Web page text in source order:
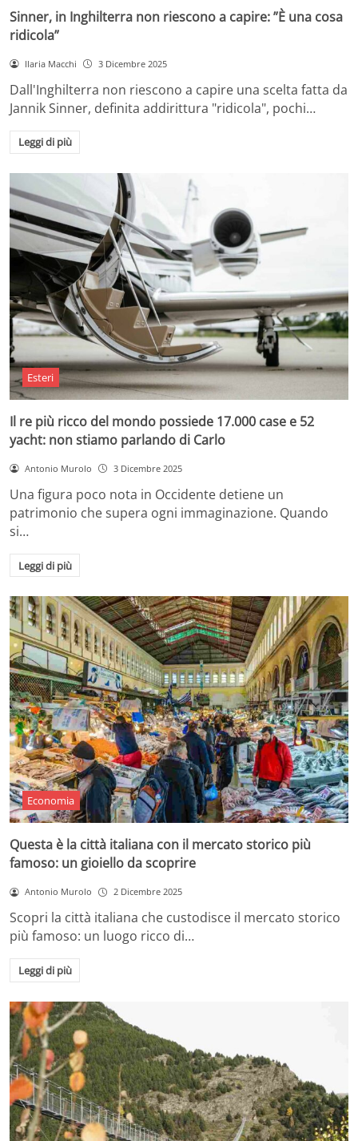
Sinner, in Inghilterra non riescono a capire: ”È una cosa
ridicola”
Ilaria Macchi 3 Dicembre 2025
Dall'Inghilterra non riescono a capire una scelta fatta da
Jannik Sinner, definita addirittura "ridicola", pochi…
Leggi di più
Esteri
Il re più ricco del mondo possiede 17.000 case e 52
yacht: non stiamo parlando di Carlo
Antonio Murolo 3 Dicembre 2025
Una figura poco nota in Occidente detiene un
patrimonio che supera ogni immaginazione. Quando
si…
Leggi di più
Economia
Questa è la città italiana con il mercato storico più
famoso: un gioiello da scoprire
Antonio Murolo 2 Dicembre 2025
Scopri la città italiana che custodisce il mercato storico
più famoso: un luogo ricco di…
Leggi di più